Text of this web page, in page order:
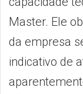
Master. Ele
da empresa
indicativo de